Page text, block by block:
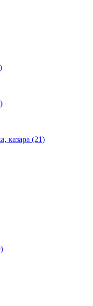
казара (21)